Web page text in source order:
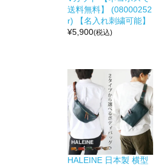
送料無料】 (08000252
r) 【名入れ刺繍可能】
¥5,900(税込)
HALEINE 日本製 横型